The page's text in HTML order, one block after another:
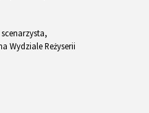
scenarzysta,
Wydziale Reżyserii